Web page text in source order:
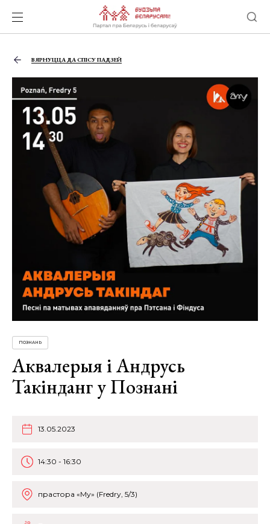
ВЯРНУЦЦА ДА СПІСУ ПАДЗЕЙ
ПОЗНАНЬ
Аквалерыя і Андрусь
Такінданг у Познані
13.05.2023
14:30 - 16:30
прастора «Му» (Fredry, 5/3)